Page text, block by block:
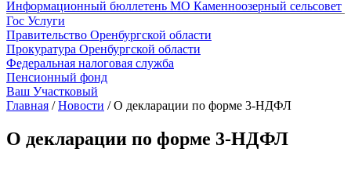
Информационный бюллетень МО Каменноозерный сельсовет
Гос Услуги
Правительство Оренбургской области
Прокуратура Оренбургской области
Федеральная налоговая служба
Пенсионный фонд
Ваш Участковый
Главная /Новости /О декларации по форме 3-НДФЛ
О декларации по форме 3-НДФЛ